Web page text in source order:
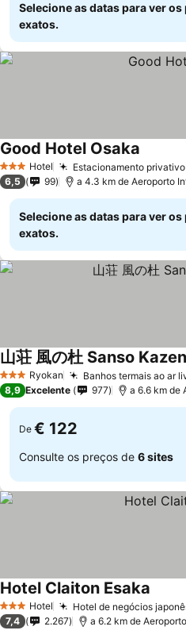
Selecione as datas para ver
exatos.
3 EstrelasHotel Estacionamento
Good Hotel Osaka
6,5 99 a 4.3 km de Aeroporto
Selecione as datas para ver
exatos.
3 EstrelasRyokan Banhos termais ao ar
山荘 風の杜 Sanso
8,9 Excelente 977 a 6.6 km de
De € 122
Consulte os preços de 6 sites
3 EstrelasHotel Hotel de negócios
Hotel Claiton Esaka
7,4 2.267 a 6.2 km de